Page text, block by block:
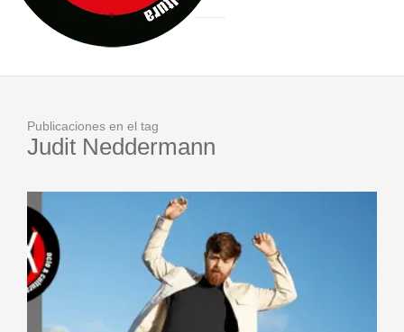
JOFRE BARDAGÍ EN EXVITA INTERPRETANDO A SERRAT
Publicaciones en el tag
Judit Neddermann